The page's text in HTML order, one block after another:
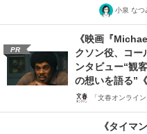
小泉 なつ
PR
《映画『
クソン役、コー
ンタビュー“観
の想いを語る”
「文春オンライ
《タイマ